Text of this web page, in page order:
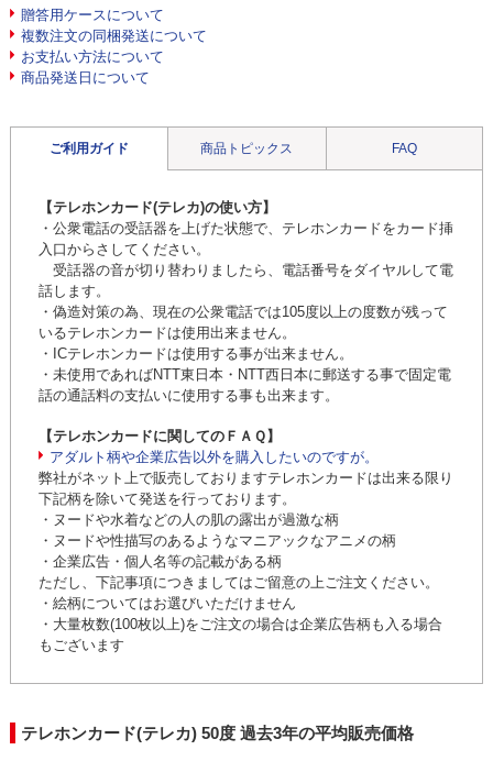
贈答用ケースについて
複数注文の同梱発送について
お支払い方法について
商品発送日について
ご利用ガイド 商品トピックス FAQ
【テレホンカード(テレカ)の使い方】
・公衆電話の受話器を上げた状態で、テレホンカードをカード挿
入口からさしてください。
受話器の音が切り替わりましたら、電話番号をダイヤルして電
話します。
・偽造対策の為、現在の公衆電話では105度以上の度数が残って
いるテレホンカードは使用出来ません。
・ICテレホンカードは使用する事が出来ません。
・未使用であればNTT東日本・NTT西日本に郵送する事で固定電
話の通話料の支払いに使用する事も出来ます。
【テレホンカードに関してのＦＡＱ】
アダルト柄や企業広告以外を購入したいのですが。
弊社がネット上で販売しておりますテレホンカードは出来る限り
下記柄を除いて発送を行っております。
・ヌードや水着などの人の肌の露出が過激な柄
・ヌードや性描写のあるようなマニアックなアニメの柄
・企業広告・個人名等の記載がある柄
ただし、下記事項につきましてはご留意の上ご注文ください。
・絵柄についてはお選びいただけません
・大量枚数(100枚以上)をご注文の場合は企業広告柄も入る場合
もございます
テレホンカード(テレカ) 50度 過去3年の平均販売価格